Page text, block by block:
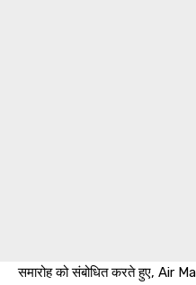
समारोह को संबोधित करते हुए, Air